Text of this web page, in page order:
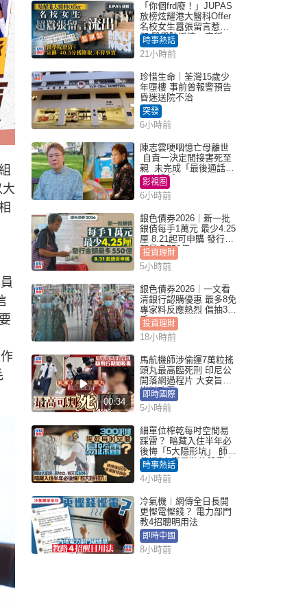
「你個frd廢！」JUPAS
放榜炫耀港大醫科Offer
名校女生囂張留言惹眾
怒 醫學院澄清：宣稱
「40.5分獲錄取」不符事
實｜Juicy叮
時事熱話
21小時前
珍惜生命｜荃灣15歲少
年墮樓 事前曾報警預告
昏迷送院不治
突發
6小時前
陳志雲哽咽憶亡母離世
自責一決定間接害死至
親 未完成「最後通話」
一生遺憾
影視圈
6小時前
銀色債券2026｜新一批
銀債每手1萬元 最少4.25
厘 8.21起可申購 發行金
額最多550億
投資理財
5小時前
銀色債券2026｜一文看
清銀行認購優惠 最多8免
專家料反應熱烈 倡抽30
手
投資理財
18小時前
00:34
馬航機師涉偷運7萬粒搖
頭丸最高臨死刑 印尼公
開落網過程片 大安旨意
豈料敗露
即時國際
5小時前
細單位榨乾每吋空間易
踩雷？ 暗藏入住半年必
後悔「5大隱形坑」 師傅
傳授6字家居裝修錦囊｜
Juicy叮
時事熱話
4小時前
冷氣機︱網傳全日長開
更慳電慳錢？ 電力部門
教4招聰明用法
即時中國
8小時前